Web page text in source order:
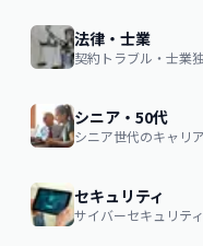
法律・士業
契約トラブル・士業
シニア・50代
シニア世代のキャリ
セキュリティ
サイバーセキュリテ